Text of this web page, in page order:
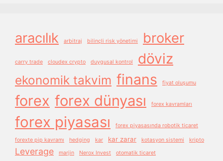
aracılık arbitraj bilinçli risk yönetimi broker
carry trade cloudex crypto duygusal kontrol döviz
ekonomik takvim finans fiyat oluşumu
forex forex dünyası forex kavramları
forex piyasası forex piyasasında robotik ticaret
forexte pip kavramı hedging kar kar zarar kotasyon sistemi kripto
Leverage marjin Nerox Invest otomatik ticaret